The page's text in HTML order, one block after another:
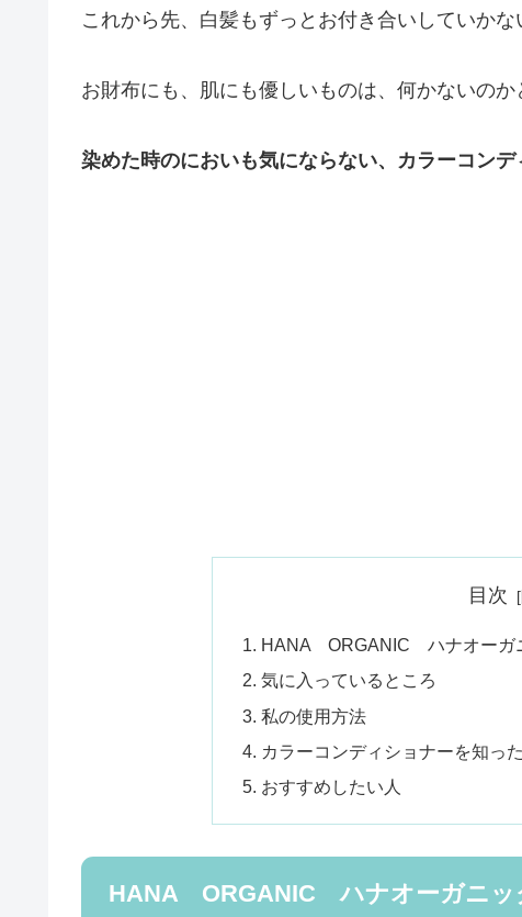
これから先、白髪もずっとお付き合いしていかな
お財布にも、肌にも優しいものは、何かないのか
染めた時のにおいも気にならない、カラーコンデ
目次
HANA ORGANIC ハナオーガ
気に入っているところ
私の使用方法
カラーコンディショナーを知っ
おすすめしたい人
HANA ORGANIC ハナオーガニ